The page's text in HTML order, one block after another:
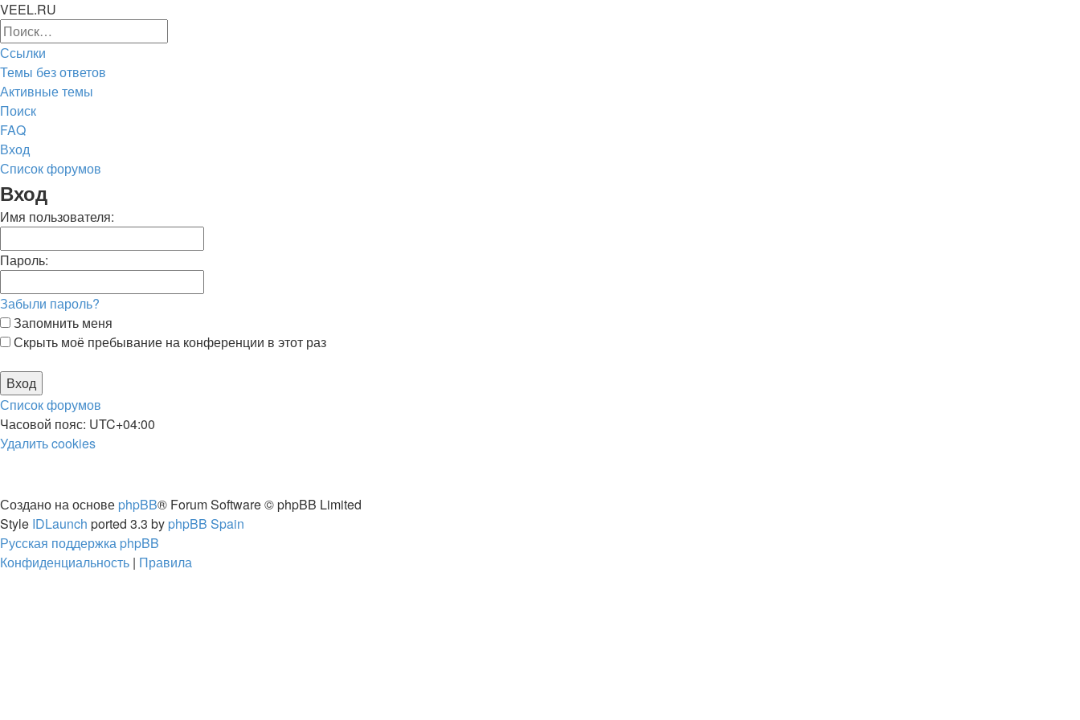
VEEL.RU
Ссылки
Темы без ответов
Активные темы
Поиск
FAQ
Вход
Список форумов
Поиск
Вход
Имя пользователя:
Пароль:
Забыли пароль?
Запомнить меня
Скрыть моё пребывание на конференции в этот раз
Список форумов
Часовой пояс: UTC+04:00
Удалить cookies
Создано на основе phpBB® Forum Software © phpBB Limited
Style IDLaunch ported 3.3 by phpBB Spain
Русская поддержка phpBB
Конфиденциальность | Правила